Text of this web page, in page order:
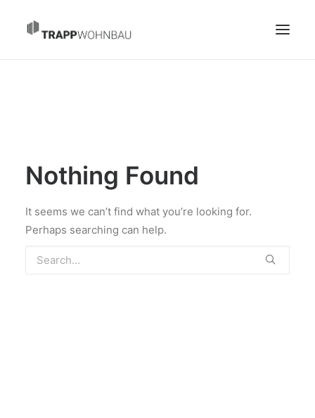
KONTAKT
Nothing Found
It seems we can’t find what you’re looking for.
Perhaps searching can help.